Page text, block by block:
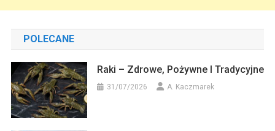
POLECANE
Raki – Zdrowe, Pożywne I Tradycyjne
31/07/2026 A. Kaczmarek